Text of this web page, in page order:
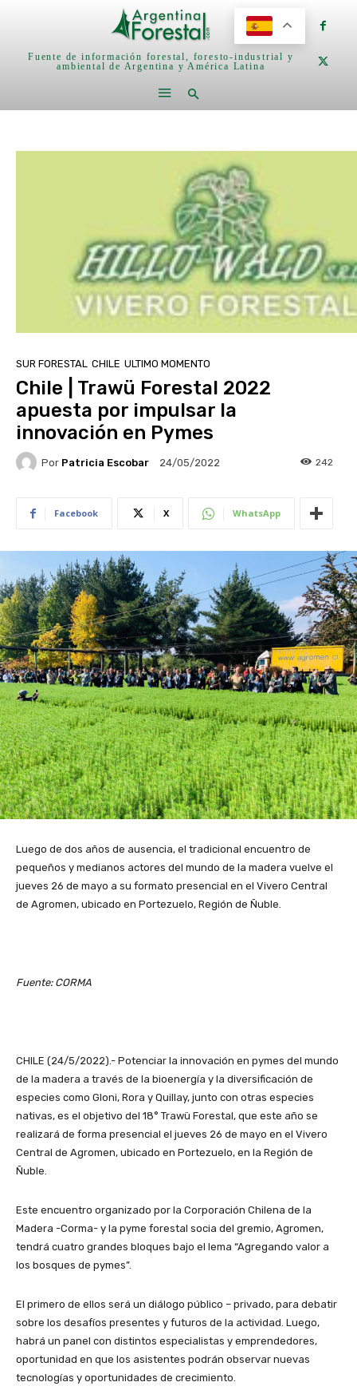
Fuente de información forestal, foresto-industrial y
ambiental de Argentina y América Latina
SUR FORESTAL CHILE ULTIMO MOMENTO
Chile | Trawü Forestal 2022
apuesta por impulsar la
innovación en Pymes
Por Patricia Escobar 24/05/2022 242
Facebook X WhatsApp
Luego de dos años de ausencia, el tradicional encuentro de
pequeños y medianos actores del mundo de la madera vuelve el
jueves 26 de mayo a su formato presencial en el Vivero Central
de Agromen, ubicado en Portezuelo, Región de Ñuble.
Fuente: CORMA
CHILE (24/5/2022).- Potenciar la innovación en pymes del mundo
de la madera a través de la bioenergía y la diversificación de
especies como Gloni, Rora y Quillay, junto con otras especies
nativas, es el objetivo del 18° Trawü Forestal, que este año se
realizará de forma presencial el jueves 26 de mayo en el Vivero
Central de Agromen, ubicado en Portezuelo, en la Región de
Ñuble.
Este encuentro organizado por la Corporación Chilena de la
Madera -Corma- y la pyme forestal socia del gremio, Agromen,
tendrá cuatro grandes bloques bajo el lema “Agregando valor a
los bosques de pymes”.
El primero de ellos será un diálogo público – privado, para debatir
sobre los desafíos presentes y futuros de la actividad. Luego,
habrá un panel con distintos especialistas y emprendedores,
oportunidad en que los asistentes podrán observar nuevas
tecnologías y oportunidades de crecimiento.